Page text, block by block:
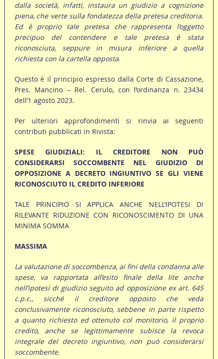
dalla società, infatti, instaura un giudizio a cognizione
piena, che verte sulla fondatezza della pretesa creditoria.
Ed è proprio tale pretesa che rappresenta l’oggetto
precipuo del contendere e tale pretesa è stata
riconosciuta, seppure in misura inferiore a quella
richiesta con la cartella opposta.
Questo è il principio espresso dalla Corte di Cassazione,
Pres. Mancino – Rel. Cerulo, con l’ordinanza n. 23434
dell’1 agosto 2023.
Per ulteriori approfondimenti si rinvia ai seguenti
contributi pubblicati in Rivista:
SPESE GIUDIZIALI: IL CREDITORE NON PUÒ
CONSIDERARSI SOCCOMBENTE NEL GIUDIZIO DI
OPPOSIZIONE A DECRETO INGIUNTIVO SE GLI VIENE
RICONOSCIUTO IL CREDITO INFERIORE
TALE PRINCIPIO SI APPLICA ANCHE NELL’IPOTESI DI
RILEVANTE RIDUZIONE CON RICONOSCIMENTO DI UNA
MINIMA SOMMA
MASSIMA
La valutazione di soccombenza, ai fini della condanna alle
spese, va rapportata all’esito finale della lite anche
nell’ipotesi di giudizio seguito ad opposizione ex art. 645
c.p.c., sicché il creditore opposto che veda
conclusivamente riconosciuto, sebbene in parte rispetto
a quanto richiesto ed ottenuto col monitorio, il proprio
credito, anche se legittimamente subisce la revoca
integrale del decreto ingiuntivo, non può considerarsi
soccombente.